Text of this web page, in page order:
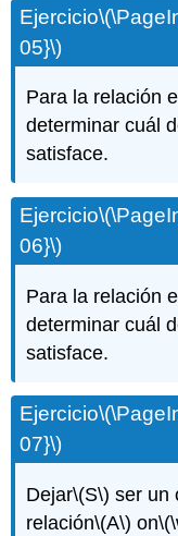
Ejercicio
05}\)
Para la relación
determinar cuál
satisface.
Ejercicio
06}\)
Para la relación
determinar cuál
satisface.
Ejercicio
07}\)
Dejar\(S\) ser un
relación\(A\) on